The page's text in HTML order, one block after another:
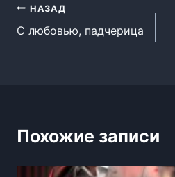
Навигация
по
НАЗАД
С любовью, падчерица
Похожие записи